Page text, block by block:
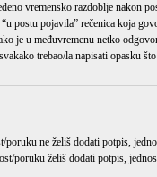
vremensko razdoblje nakon
postu pojavila” rečenica koja
je u međuvremenu netko
trebao/la napisati opasku
ne želiš dodati potpis,
želiš dodati potpis,